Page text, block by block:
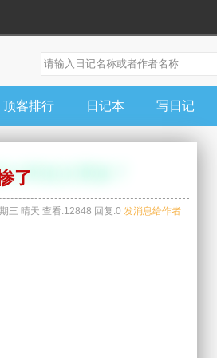
顶客排行 日记本 写日记
了
三 晴天 查看:12848 回复:0 发消息给作者